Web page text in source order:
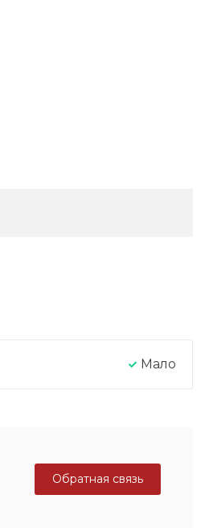
Мало
Обратная связь